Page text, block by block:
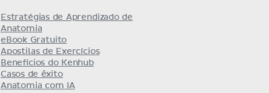
Estratégias de Aprendizado de
Anatomia
eBook Gratuito
Apostilas de Exercícios
Benefícios do Kenhub
Casos de êxito
Anatomia com IA